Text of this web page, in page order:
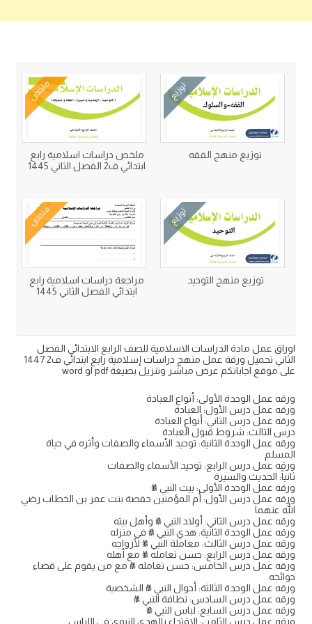
توزيع
توزيع منهج الفقه
ملخص
ملخص دراسات اسلامية رابع
ابتدائي ف2 الفصل الثاني 1445
توزيع
توزيع منهج التوحيد
ملخص
مراجعة دراسات اسلامية رابع
ابتدائي الفصل الثاني 1445
اوراق عمل مادة الدراسات الاسلامية للصف الرابع الابتدائي الفصل
الثاني تحميل ورقة عمل منهج دراسات إسلامية رابع ابتدائي ف2 1447
على موقع اجاباتكم عرض مباشر وتنزيل بصيغة pdf او word
ورقه عمل الوحدة الأولى: أنواع العبادة
ورقه عمل درس الأول: العبادة
ورقه عمل درس الثاني: أنواع العبادة
درس الثالث: شروط قبول العبادة
ورقه عمل الوحدة الثانية: توحيد الأسماء والصفات وأثره في حياة
المسلم
ورقه عمل درس الرابع: توحيد الأسماء والصفات
ثانياً: الحديث والسيرة
ورقه عمل الوحدة الأولى: بيت النبي ﷺ
ورقه عمل درس الأول: أم المؤمنين حفصة بنت عمر بن الخطاب رضي
الله عنهما
ورقه عمل درس الثاني: أولاد النبي ﷺ وأهل بيته
ورقه عمل الوحدة الثانية: هدي النبي ﷺ في منزله
ورقه عمل درس الثالث: معاملة النبي ﷺ لأزواجه
ورقه عمل درس الرابع: حسن تعامله ﷺ مع أهله
ورقه عمل درس الخامس: حسن تعامله ﷺ مع من يقوم على قضاء
حوائجه
ورقه عمل الوحدة الثالثة: أحوال النبي ﷺ الشخصية
ورقه عمل درس السادس: نظافة النبي ﷺ
ورقه عمل درس السابع: لباس النبي ﷺ
ورقه عمل درس الثامن: الاقتداء بالهدي النبوي في اللباس